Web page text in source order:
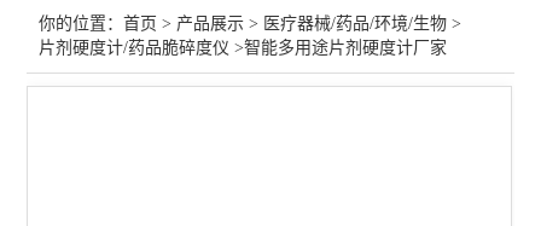
医疗器械水分测定仪
你的位置：首页 > 产品展示 > 医疗器械/药品/环境/生物 >
片剂硬度计/药品脆碎度仪 >智能多用途片剂硬度计厂家